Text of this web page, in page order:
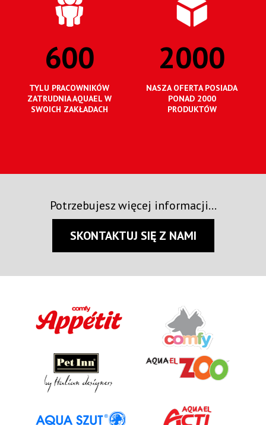
600
TYLU PRACOWNIKÓW
ZATRUDNIA AQUAEL W
SWOICH ZAKŁADACH
2000
NASZA OFERTA POSIADA
PONAD 2000
PRODUKTÓW
Potrzebujesz więcej informacji...
SKONTAKTUJ SIĘ Z NAMI